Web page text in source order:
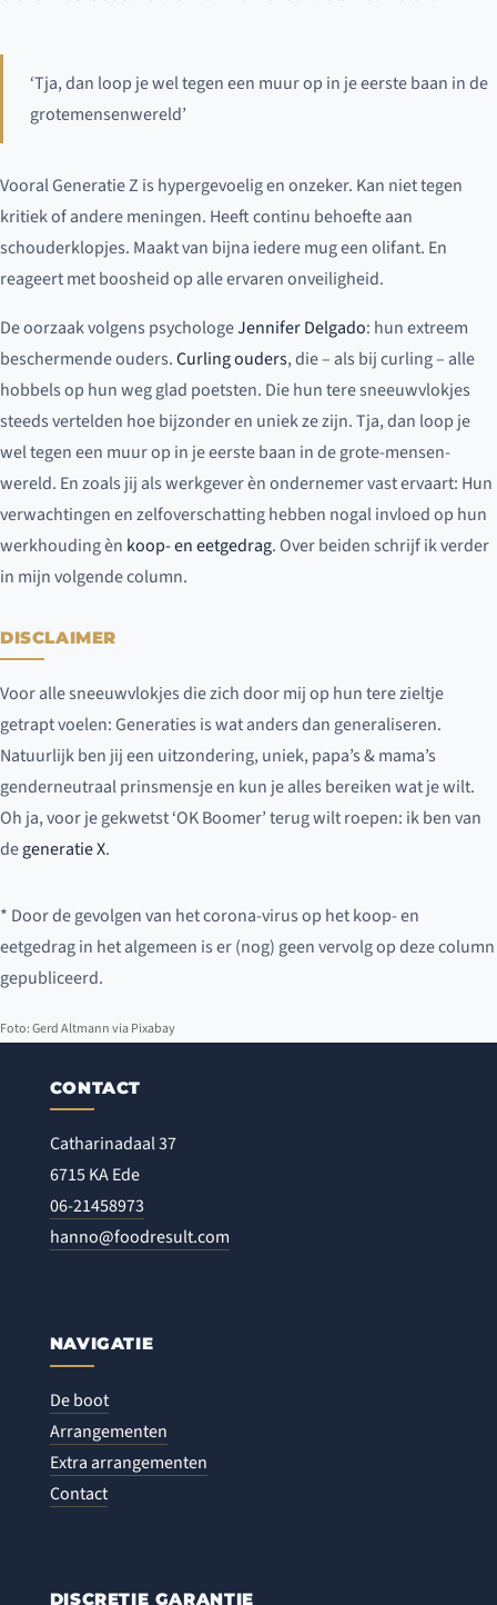
‘Tja, dan loop je wel tegen een muur op in je eerste baan in de
grotemensenwereld’
Vooral Generatie Z is hypergevoelig en onzeker. Kan niet tegen
kritiek of andere meningen. Heeft continu behoefte aan
schouderklopjes. Maakt van bijna iedere mug een olifant. En
reageert met boosheid op alle ervaren onveiligheid.
De oorzaak volgens psychologeJennifer Delgado: hun extreem
beschermende ouders.Curling ouders, die – als bij curling – alle
hobbels op hun weg glad poetsten. Die hun tere sneeuwvlokjes
steeds vertelden hoe bijzonder en uniek ze zijn. Tja, dan loop je
wel tegen een muur op in je eerste baan in de grote-mensen-
wereld. En zoals jij als werkgever èn ondernemer vast ervaart: Hun
verwachtingen en zelfoverschatting hebben nogal invloed op hun
werkhouding èn koop- en eetgedrag. Over beiden schrijf ik verder
in mijn volgende column.
DISCLAIMER
Voor alle sneeuwvlokjes die zich door mij op hun tere zieltje
getrapt voelen: Generaties is wat anders dan generaliseren.
Natuurlijk ben jij een uitzondering, uniek, papa’s & mama’s
genderneutraal prinsmensje en kun je alles bereiken wat je wilt.
Oh ja, voor je gekwetst ‘OK Boomer’ terug wilt roepen: ik ben van
degeneratie X.
* Door de gevolgen van het corona-virus op het koop- en
eetgedrag in het algemeen is er (nog) geen vervolg op deze column
gepubliceerd.
Foto: Gerd Altmann via Pixabay
CONTACT
Catharinadaal 37
6715 KA Ede
06-21458973
hanno@foodresult.com
NAVIGATIE
De boot
Arrangementen
Extra arrangementen
Contact
DISCRETIE GARANTIE